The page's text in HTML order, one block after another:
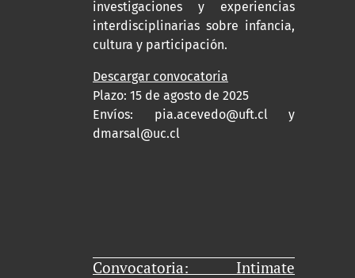
investigaciones y experiencias
interdisciplinarias sobre infancia,
cultura y participación.
Descargar convocatoria
Plazo: 15 de agosto de 2025
Envíos: pia.acevedo@uft.cl y
dmarsal@uc.cl
Convocatoria: Intimate